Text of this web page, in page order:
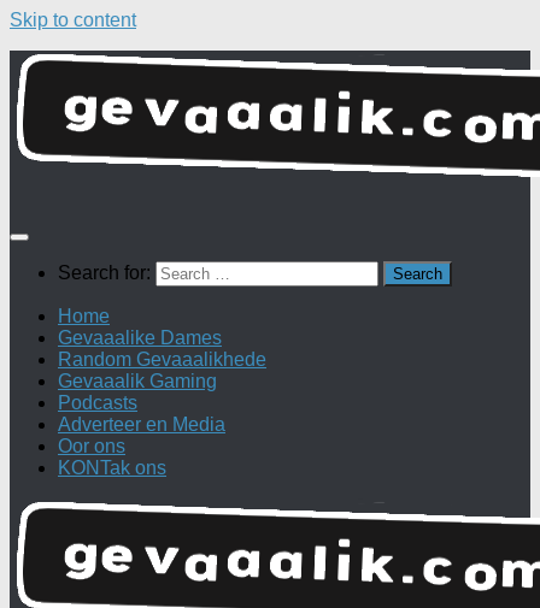
Skip to content
Search for:
Home
Gevaaalike Dames
Random Gevaaalikhede
Gevaaalik Gaming
Podcasts
Adverteer en Media
Oor ons
KONTak ons